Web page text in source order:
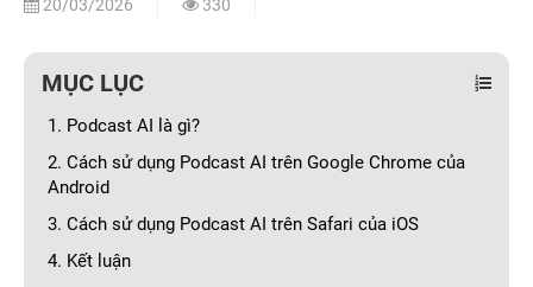
20/03/2026 330
MỤC LỤC
1. Podcast AI là gì?
2. Cách sử dụng Podcast AI trên Google Chrome của
Android
3. Cách sử dụng Podcast AI trên Safari của iOS
4. Kết luận